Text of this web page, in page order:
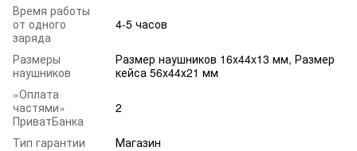
Время работы
от одного
заряда
4-5 часов
Размеры
наушников
Размер наушников 16x44x13 мм, Размер
кейса 56х44х21 мм
«Оплата
частями»
ПриватБанка
2
Тип гарантии
Магазин